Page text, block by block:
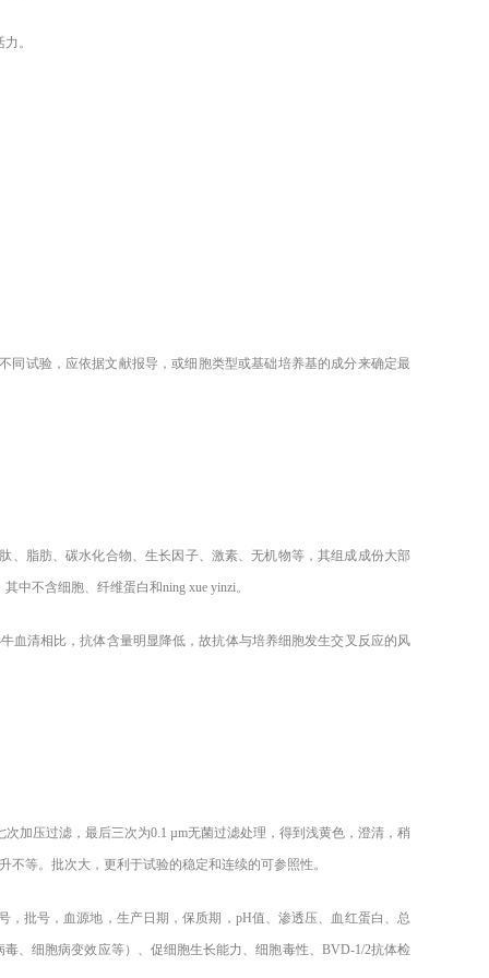
。
同试验，应依据文献报导，或细胞类型或基础培养基的成分来确定最
、脂肪、碳水化合物、生长因子、激素、无机物等，其组成成份大部
中不含细胞、纤维蛋白和ning xue yinzi。
血清相比，抗体含量明显降低，故抗体与培养细胞发生交叉反应的风
次加压过滤，最后三次为0.1 µm无菌过滤处理，得到浅黄色，澄清，稍
等。批次大，更利于试验的稳定和连续的可参照性。
批号，血源地，生产日期，保质期， pH值、渗透压、血红蛋白、总
、细胞病变效应等）、促细胞生长能力、细胞毒性、BVD-1/2抗体检